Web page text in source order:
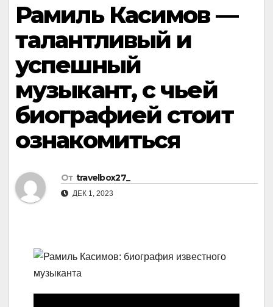
Рамиль Касимов —
талантливый и
успешный
музыкант, с чьей
биографией стоит
ознакомиться
От travelbox27_
ДЕК 1, 2023